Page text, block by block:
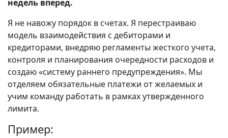
недель вперед.
Я не навожу порядок в счетах. Я перестраиваю
модель взаимодействия с дебиторами и
кредиторами, внедряю регламенты жесткого учета,
контроля и планирования очередности расходов и
создаю «систему раннего предупреждения». Мы
отделяем обязательные платежи от желаемых и
учим команду работать в рамках утвержденного
лимита.
Пример: